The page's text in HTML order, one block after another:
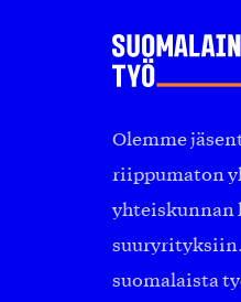
Olemme
riippumaton
yhteiskunnan
suuryrityksiin.
suomalaista